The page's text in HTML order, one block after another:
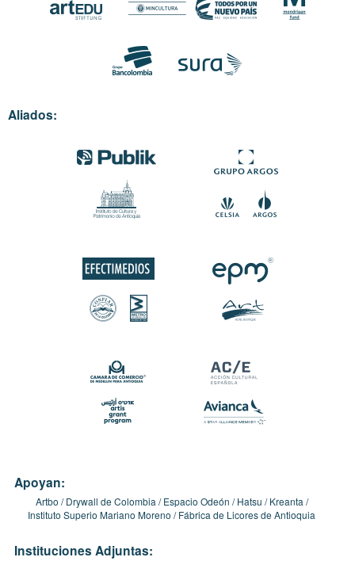
Aliados:
Apoyan:
Artbo Drywall de Colombia Espacio Odeón Hatsu
Kreanta
Instituto Superio Mariano Moreno
Fábrica de Licores de Antioquia
Instituciones Adjuntas: